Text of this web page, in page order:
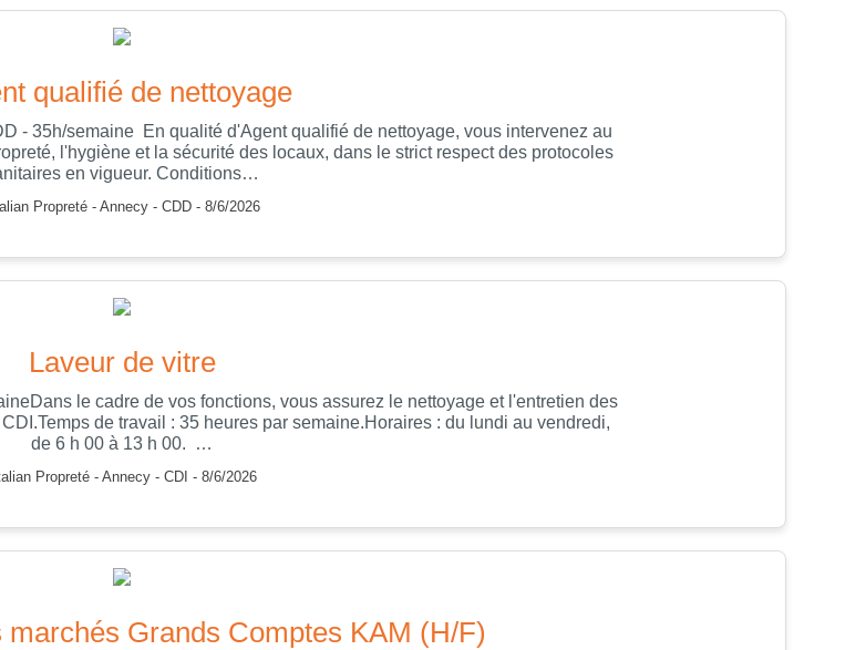
qualifié de nettoyage
- 35h/semaine En qualité d'Agent qualifié de nettoyage, vous intervenez au
l'hygiène et la sécurité des locaux, dans le strict respect des protocoles
en vigueur. Conditions…
Propreté - Annecy - CDD - 8/6/2026
Laveur de vitre
le cadre de vos fonctions, vous assurez le nettoyage et l'entretien des
de travail : 35 heures par semaine.Horaires : du lundi au vendredi,
de 6 h 00 à 13 h 00. …
Propreté - Annecy - CDI - 8/6/2026
Grands Comptes KAM (H/F)